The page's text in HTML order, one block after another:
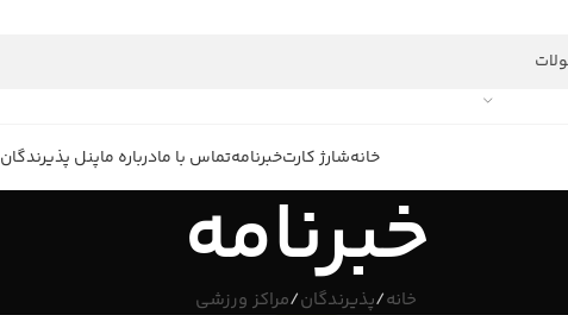
خانهشارژ کارتخبرنامهتماس با مادرباره ماپنل پذیرندگان
خبرنامه
خانه پذیرندگان مراکز ورزشی